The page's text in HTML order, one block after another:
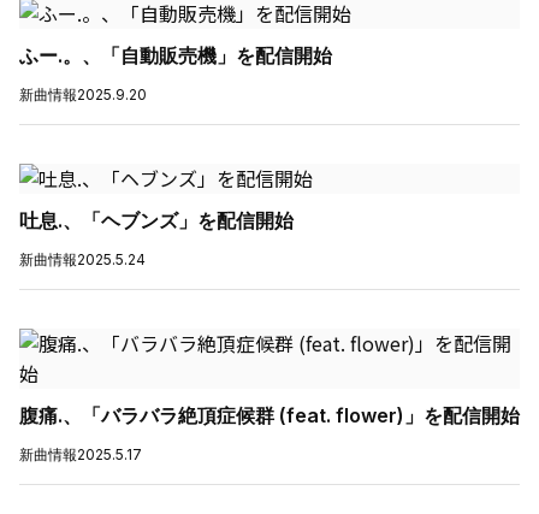
ふー.。、「自動販売機」を配信開始
新曲情報2025.9.20
吐息.、「ヘブンズ」を配信開始
新曲情報2025.5.24
腹痛.、「バラバラ絶頂症候群 (feat. flower)」を配信開始
新曲情報2025.5.17